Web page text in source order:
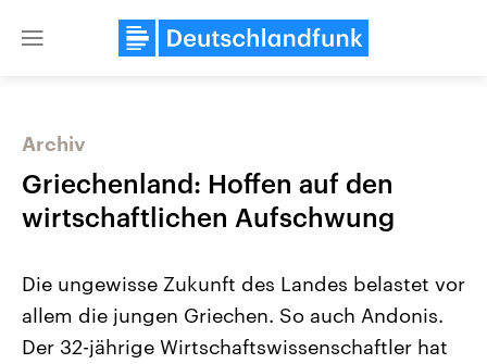
Close
Archiv
Griechenland: Hoffen auf den
wirtschaftlichen Aufschwung
Die ungewisse Zukunft des Landes belastet vor
allem die jungen Griechen. So auch Andonis.
Der 32-jährige Wirtschaftswissenschaftler hat